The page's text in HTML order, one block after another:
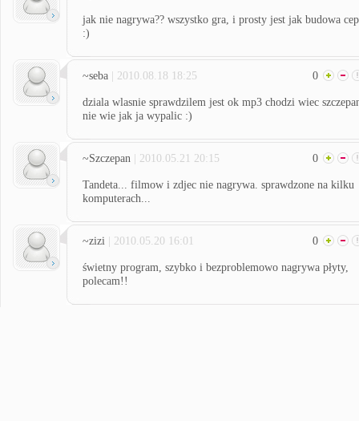
jak nie nagrywa?? wszystko gra, i prosty jest jak budowa
:)
~seba | 2010.08.18 18:25 0
dziala wlasnie sprawdzilem jest ok mp3 chodzi wiec
nie wie jak ja wypalic :)
~Szczepan | 2010.05.21 20:15 0
Tandeta... filmow i zdjec nie nagrywa. sprawdzone na kilku
komputerach...
~zizi | 2010.05.20 16:01 0
świetny program, szybko i bezproblemowo nagrywa płyty,
polecam!!